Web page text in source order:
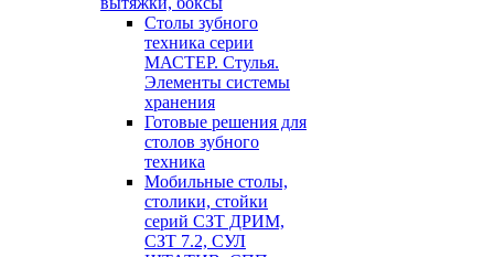
Столы зубного
техника серии
МАСТЕР. Стулья.
Элементы системы
хранения
Готовые решения для
столов зубного
техника
Мобильные столы,
столики, стойки
серий СЗТ ДРИМ,
СЗТ 7.2, СУЛ